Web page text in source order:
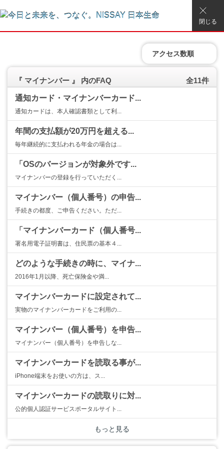
閉じる
アクセス数順
『 マイナンバー 』 内のFAQ 全11件
通知カード・マイナンバーカード...
通知カードは、本人確認書類として利...
年間の支払額が20万円を超える...
毎年継続的に支払われる年金の場合は...
「OSのバージョンが対象外です...
マイナンバーの登録を行っていただく...
マイナンバー（個人番号）の申告...
手続きの都度、ご申告ください。ただ...
「マイナンバーカード（個人番号...
署名用電子証明書は、住民票の基本４...
どのような手続きの時に、マイナ...
2016年1月以降、死亡保険金や満...
マイナンバーカードに設定されて...
実物のマイナンバーカードをご利用の...
マイナンバー（個人番号）を申告...
マイナンバー（個人番号）を申告しな...
マイナンバーカードを読取る事が...
iPhone端末をお使いの方は、ス...
マイナンバーカードの読取りに対...
公的個人認証サービスポータルサイト...
もっと見る